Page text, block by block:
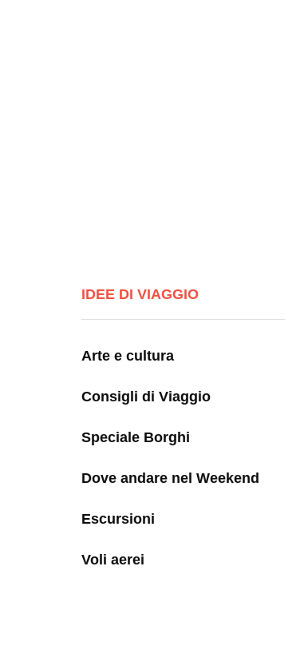
IDEE DI VIAGGIO
Arte e cultura
Consigli di Viaggio
Speciale Borghi
Dove andare nel Weekend
Escursioni
Voli aerei